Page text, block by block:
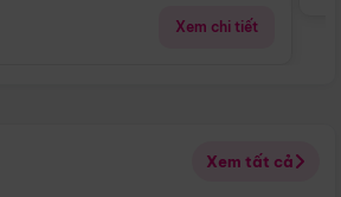
Xem chi tiết
Xem tất cả
Điểm nổi bật